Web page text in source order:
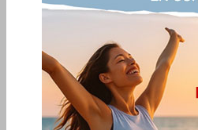
21 - 30 31 - 40 41 - 50 51 -
‹ Préc. 11 12 13 14 15
Alors on bloggue